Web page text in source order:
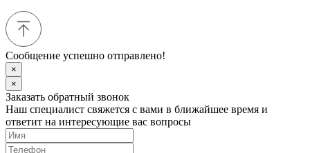
Сообщение успешно отправлено!
×
×
Заказать обратный звонок
Наш специалист свяжется с вами в ближайшее время и
ответит на интересующие вас вопросы